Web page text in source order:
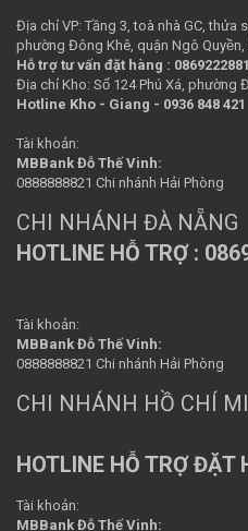
Địa chỉ VP: Tầng 3, toà nhà GC, thửa
phường Đông Khê, quận Ngô Quyền,
Hỗ trợ tư vấn đặt hàng : 0869222881
Địa chỉ Kho: Số 124 Phú Xá, phường
Hotline Kho - Giang - 0936 848 421
Tài khoản:
MBBank Đỗ Thế Vinh:
0888888821 Chi nhánh Hải Phòng
CHI NHÁNH ĐÀ NẴNG
HOTLINE HỖ TRỢ :
Tài khoản:
MBBank Đỗ Thế Vinh:
0888888821 Chi nhánh Hải Phòng
CHI NHÁNH HỒ CHÍ
HOTLINE HỖ TRỢ ĐẶT
Tài khoản:
MBBank Đỗ Thế Vinh: